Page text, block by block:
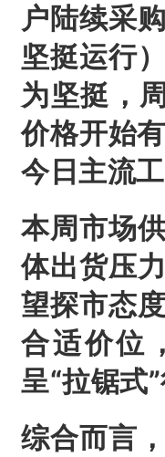
户陆续采
坚挺运行
为坚挺，
价格开始
今日主流
本周市场
体出货压
望探市态
合适价位
呈“拉锯式
综合而言